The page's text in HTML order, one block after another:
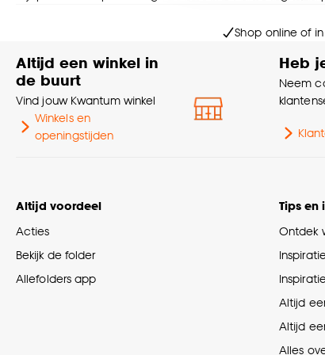
Goed om te weten
Shop online of
Altijd een winkel in
de buurt
Vind jouw Kwantum winkel
Winkels en
openingstijden
Heb
Neem
Altijd voordeel
Acties
Bekijk de folder
Allefolders app
Tips en
Ontdek
Altijd
Altijd
Alles